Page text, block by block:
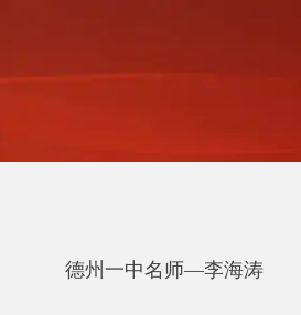
德州一中名师—李海涛